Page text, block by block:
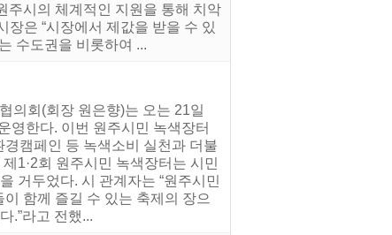
주시의 체계적인 지원을 통해 치악
장은 “시장에서 제값을 받을 수 있
수도권을 비롯하여 ...
의회(회장 원은향)는 오는 21일
영한다. 이번 원주시민 녹색장터
캠페인 등 녹색소비 실천과 더불
1·2회 원주시민 녹색장터는 시민
거두었다. 시 관계자는 “원주시민
함께 즐길 수 있는 축제의 장으
.”라고 전했...